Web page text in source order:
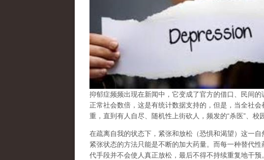
抑郁症频频出现在新闻中，它变成了官方的借口、民间
正常社会数倍，这是有统计数据支持的，但是，当全社
重，直到有人自尽、随机性上街砍人，频发的“杀医” 、校
在疏离自我的状态下，紧张和放松（恐惧和渴望）这一
紧张状态的方法只能是不断的加大药量。而每一种替代
代手段并不会使人真正放松，最后不得不持续重复地干预。